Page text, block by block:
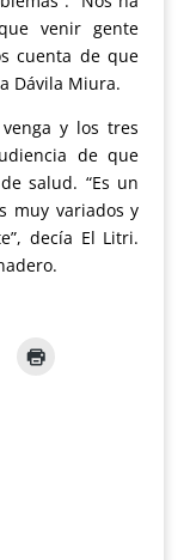
venir gente
cuenta de que
Dávila Miura.
y los tres
de que
salud. “Es un
muy variados y
decía El Litri.